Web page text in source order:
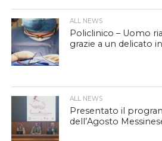
ALL NEWS
Policlinico – Uomo
grazie a un delicato
ALL NEWS
Presentato il
dell’Agosto